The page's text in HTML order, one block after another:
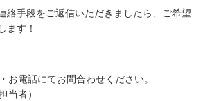
絡手段をご返信いただきましたら、ご希望
ます！
お電話にてお問合わせください。
当者）